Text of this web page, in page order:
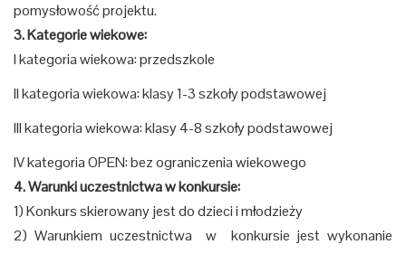
pomysłowość projektu.
3. Kategorie wiekowe:
I kategoria wiekowa: przedszkole
II kategoria wiekowa: klasy 1-3 szkoły podstawowej
III kategoria wiekowa: klasy 4-8 szkoły podstawowej
IV kategoria OPEN: bez ograniczenia wiekowego
4. Warunki uczestnictwa w konkursie:
1) Konkurs skierowany jest do dzieci i młodzieży
2) Warunkiem uczestnictwa w konkursie jest wykonanie